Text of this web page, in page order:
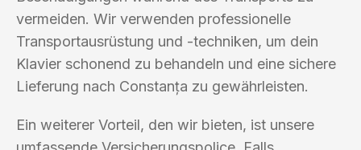
vermeiden. Wir verwenden professionelle
Transportausrüstung und -techniken, um dein
Klavier schonend zu behandeln und eine sichere
Lieferung nach Constanța zu gewährleisten.
Ein weiterer Vorteil, den wir bieten, ist unsere